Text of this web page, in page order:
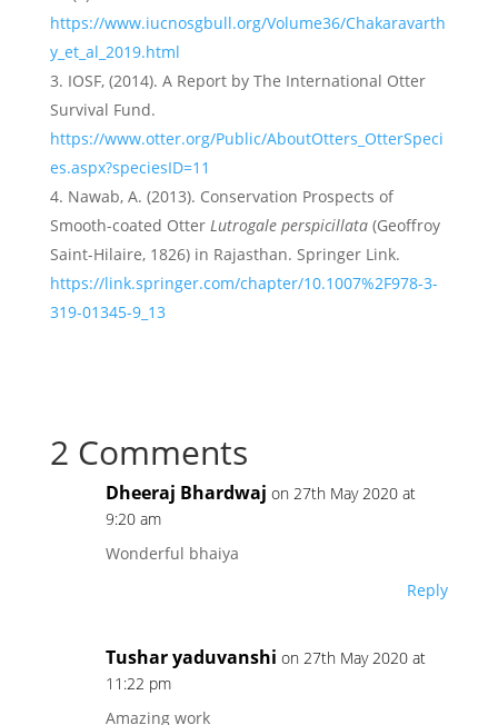
https://www.iucnosgbull.org/Volume36/Chakaravarth
y_et_al_2019.html
IOSF, (2014). A Report by The International Otter
Survival Fund.
https://www.otter.org/Public/AboutOtters_OtterSpeci
es.aspx?speciesID=11
Nawab, A. (2013). Conservation Prospects of
Smooth-coated Otter Lutrogale perspicillata(Geoffroy
Saint-Hilaire, 1826) in Rajasthan. Springer Link.
https://link.springer.com/chapter/10.1007%2F978-3-
319-01345-9_13
2 Comments
Dheeraj Bhardwaj on 27th May 2020 at
9:20 am
Wonderful bhaiya
Reply
Tushar yaduvanshi on 27th May 2020 at
11:22 pm
Amazing work